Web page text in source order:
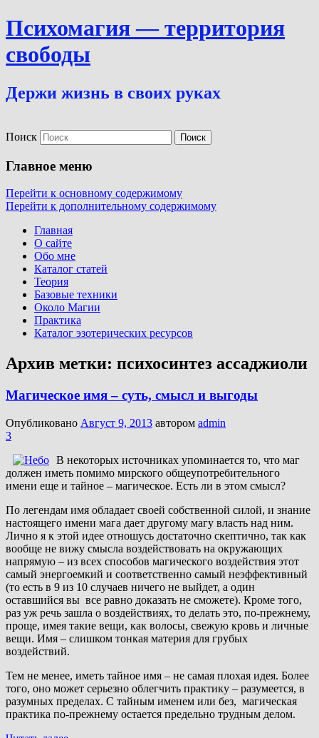
Психомагия — территория
свободы
Держи жизнь в своих руках
Поиск
Главное меню
Перейти к основному содержимому
Перейти к дополнительному содержимому
Главная
О сайте
Обо мне
Каталог статей
Теория
Базовые техники
Около Магии
Практика
Каталог эзотерических ресурсов
Архив метки: психосинтез ассаджиоли
Магическое имя – суть, смысл и выгоды
Опубликовано Август 9, 2013 автором admin
3
В некоторых источниках упоминается то, что маг
должен иметь помимо мирского общеупотребительного
имени еще и тайное – магическое. Есть ли в этом смысл?
По легендам имя обладает своей собственной силой, и знание
настоящего имени мага дает другому магу власть над ним.
Лично я к этой идее отношусь достаточно скептично, так как
вообще не вижу смысла воздействовать на окружающих
напрямую – из всех способов магического воздействия этот
самый энергоемкий и соответственно самый неэффективный
(то есть в 9 из 10 случаев ничего не выйдет, а один
оставшийся вы все равно доказать не сможете). Кроме того,
раз уж речь зашла о воздействиях, то делать это, по-прежнему,
проще, имея такие вещи, как волосы, свежую кровь и личные
вещи. Имя – слишком тонкая материя для грубых
воздействий.
Тем не менее, иметь тайное имя – не самая плохая идея. Более
того, оно может серьезно облегчить практику – разумеется, в
разумных пределах. С тайным именем или без, магическая
практика по-прежнему остается предельно трудным делом.